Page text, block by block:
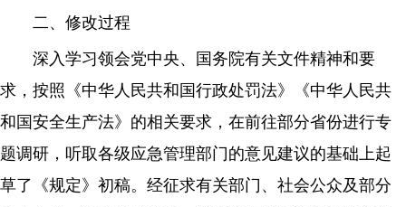
二、修改过程
深入学习领会党中央、国务院有关文件精神和要
求，按照《中华人民共和国行政处罚法》《中华人民共
和国安全生产法》的相关要求，在前往部分省份进行专
题调研，听取各级应急管理部门的意见建议的基础上起
草了《规定》初稿。经征求有关部门、社会公众及部分